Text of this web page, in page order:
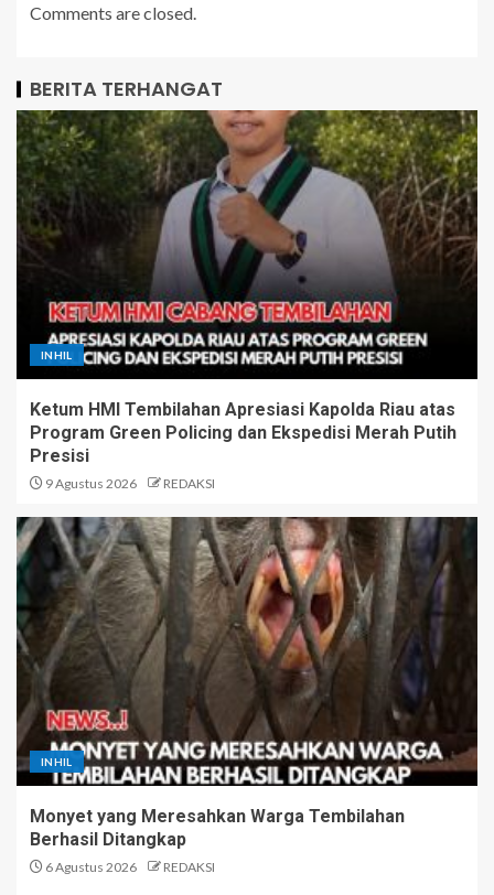
Comments are closed.
BERITA TERHANGAT
INHIL
Ketum HMI Tembilahan Apresiasi Kapolda Riau atas
Program Green Policing dan Ekspedisi Merah Putih
Presisi
9 Agustus 2026 REDAKSI
INHIL
Monyet yang Meresahkan Warga Tembilahan
Berhasil Ditangkap
6 Agustus 2026 REDAKSI